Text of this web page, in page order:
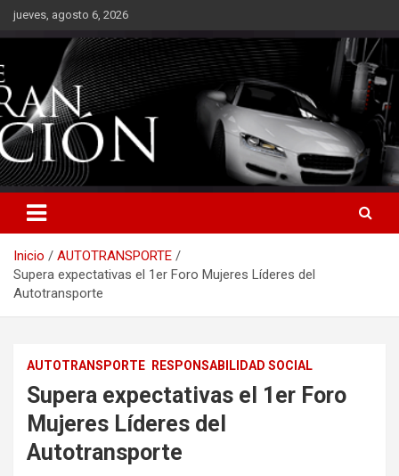
Saltarjueves, agosto 6, 2026
Inicio
AUTOTRANSPORTE
Supera expectativas el 1er Foro Mujeres Líderes del
Autotransporte
AUTOTRANSPORTE RESPONSABILIDAD SOCIAL
Supera expectativas el 1er Foro
Mujeres Líderes del
Autotransporte